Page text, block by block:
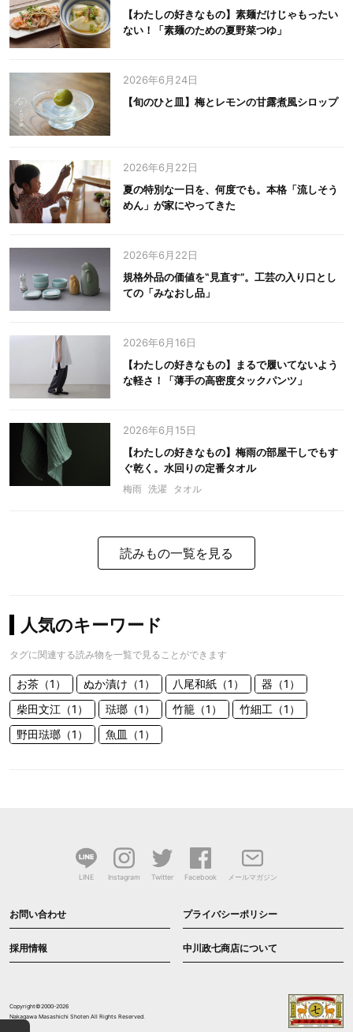
【わたしの好きなもの】素麺だけじゃもったい
ない！「素麺のための夏野菜つゆ」
2026年6月24日
【旬のひと皿】梅とレモンの甘露煮風シロップ
2026年6月22日
夏の特別な一日を、何度でも。本格「流しそう
めん」が家にやってきた
2026年6月22日
規格外品の価値を‟見直す”。工芸の入り口とし
ての「みなおし品」
2026年6月16日
【わたしの好きなもの】まるで履いてないよう
な軽さ！「薄手の高密度タックパンツ」
2026年6月15日
【わたしの好きなもの】梅雨の部屋干しでもす
ぐ乾く。水回りの定番タオル
梅雨 洗濯 タオル
読みもの一覧を見る
人気のキーワード
タグに関連する読み物を一覧で見ることができます
お茶（1） ぬか漬け（1） 八尾和紙（1）
器（1）
柴田文江（1）
琺瑯（1） 竹籠（1）
竹細工（1）
野田琺瑯（1）
魚皿（1）
LINE Instagram Twitter Facebook メールマガジン
お問い合わせ プライバシーポリシー
採用情報 中川政七商店について
Copyright©2000-2026
Nakagawa Masashichi Shoten All Rights Reserved.